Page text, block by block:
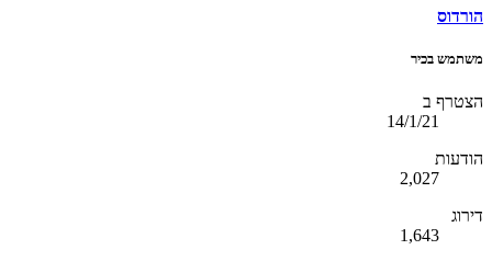
הורדוס
משתמש בכיר
הצטרף ב
14/1/21
הודעות
2,027
דירוג
1,643